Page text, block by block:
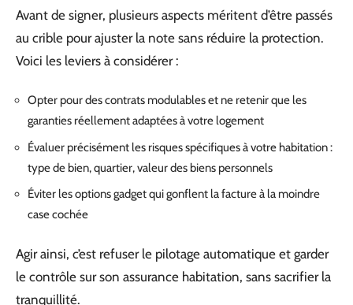
Avant de signer, plusieurs aspects méritent d’être passés
au crible pour ajuster la note sans réduire la protection.
Voici les leviers à considérer :
Opter pour des contrats modulables et ne retenir que les
garanties réellement adaptées à votre logement
Évaluer précisément les risques spécifiques à votre habitation :
type de bien, quartier, valeur des biens personnels
Éviter les options gadget qui gonflent la facture à la moindre
case cochée
Agir ainsi, c’est refuser le pilotage automatique et garder
le contrôle sur son assurance habitation, sans sacrifier la
tranquillité.